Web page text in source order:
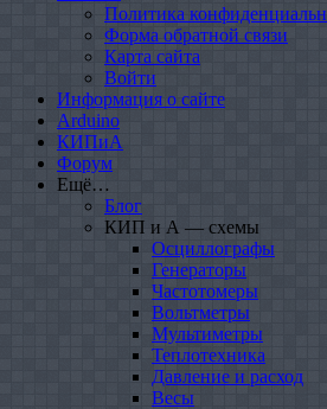
Политика
Форма обратной связи
Карта сайта
Войти
Информация о сайте
Arduino
КИПиА
Форум
Ещё…
Блог
КИП и А — схемы
Осциллографы
Генераторы
Частотомеры
Вольтметры
Мультиметры
Теплотехника
Давление и расход
Весы